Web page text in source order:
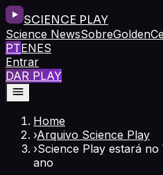
SCIENCE PLAY
Science NewsSobreGolden
PTENES
Entrar
DAR PLAY
Home
›Arquivo Science Play
›Science Play estará
ano